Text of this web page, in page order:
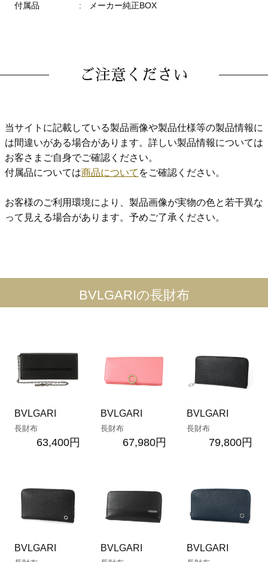
付属品
: メーカー純正BOX
ご注意ください
当サイトに記載している製品画像や製品仕様等の製品情報に
は間違いがある場合があります。詳しい製品情報については
お客さまご自身でご確認ください。
付属品については商品について をご確認ください。
お客様のご利用環境により、製品画像が実物の色と若干異な
って見える場合があります。予めご了承ください。
BVLGARIの長財布
BVLGARI
長財布
63,400円
BVLGARI
長財布
67,980円
BVLGARI
長財布
79,800円
BVLGARI BVLGARI BVLGARI